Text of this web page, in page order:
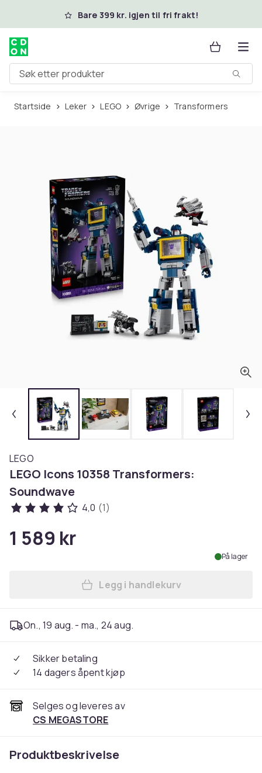
Hopp til hovedinnholdBare 399 kr. igjen til fri frakt!
Søk etter produkter
Startside Leker LEGO Øvrige Transformers
LEGO
LEGO Icons 10358 Transformers:
Soundwave
4,0 (1)
1 589 kr
På lager
Legg LEGO Icons 10358
Legg i handlekurv
On., 19 aug. - ma., 24 aug.
Sikker betaling
14 dagers åpent kjøp
Selges og leveres av
CS MEGASTORE
Produktbeskrivelse